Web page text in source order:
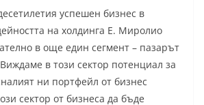
успешен бизнес в
на холдинга Е. Миролио
в още един сегмент – пазарът
в този сектор потенциал за
ни портфейл от бизнес
сектор от бизнеса да бъде